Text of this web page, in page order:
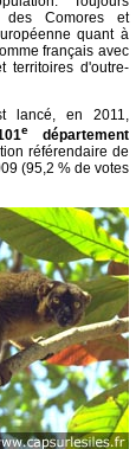
des Comores et
quant à
français avec
territoires d'outre-
lancé, en 2011,
e
département
référendaire de
(95,2 % de votes